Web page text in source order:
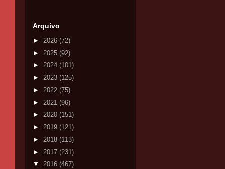
Arquivo
► 2026 (72)
► 2025 (92)
► 2024 (101)
► 2023 (125)
► 2022 (75)
► 2021 (96)
► 2020 (151)
► 2019 (121)
► 2018 (113)
► 2017 (231)
▼ 2016 (467)